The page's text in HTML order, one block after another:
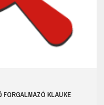
FORGALMAZÓ KLAUKE